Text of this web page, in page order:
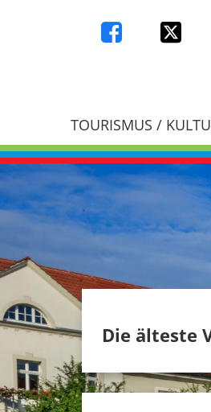
TOURISMUS /
Die älteste